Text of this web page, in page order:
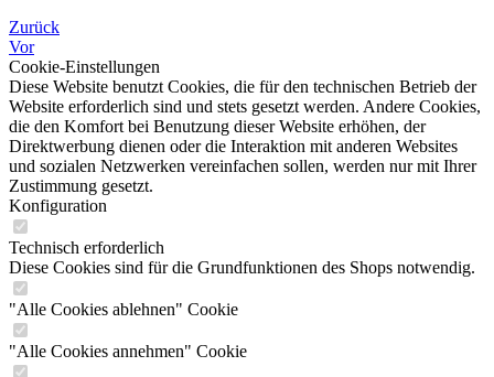
Zurück
Vor
Cookie-Einstellungen
Diese Website benutzt Cookies, die für den technischen Betrieb der
Website erforderlich sind und stets gesetzt werden. Andere Cookies,
die den Komfort bei Benutzung dieser Website erhöhen, der
Direktwerbung dienen oder die Interaktion mit anderen Websites
und sozialen Netzwerken vereinfachen sollen, werden nur mit Ihrer
Zustimmung gesetzt.
Konfiguration
Technisch erforderlich
Diese Cookies sind für die Grundfunktionen des Shops notwendig.
"Alle Cookies ablehnen" Cookie
"Alle Cookies annehmen" Cookie